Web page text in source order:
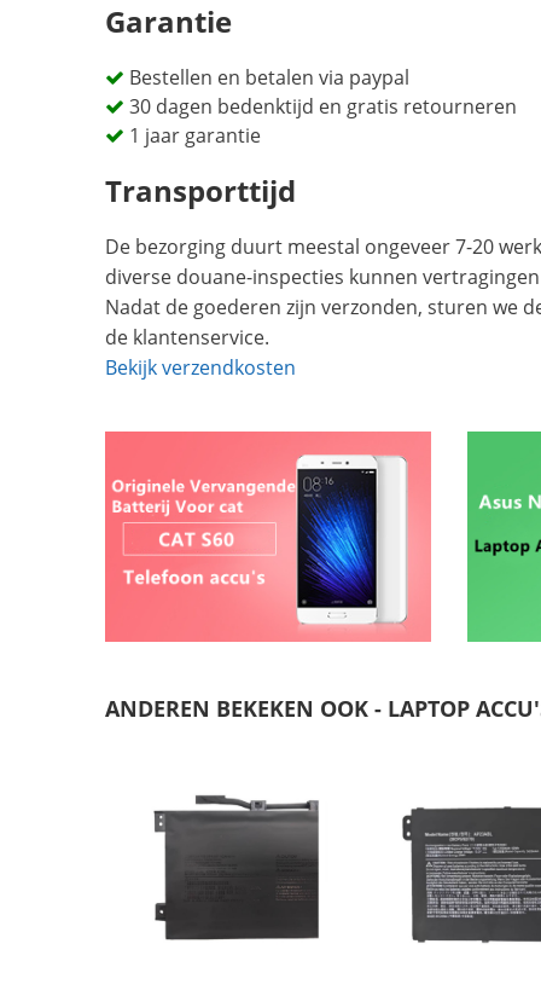
Garantie
Bestellen en betalen via paypal
30 dagen bedenktijd en gratis retourneren
1 jaar garantie
Transporttijd
De bezorging duurt meestal ongeveer 7-20
diverse douane-inspecties kunnen
Nadat de goederen zijn verzonden, sturen we
de klantenservice.
Bekijk verzendkosten
ANDEREN BEKEKEN OOK - LAPTOP